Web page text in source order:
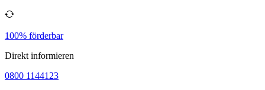
100% förderbar
Direkt informieren
0800 1144123